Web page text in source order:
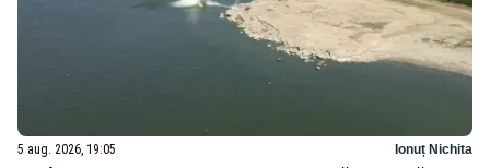
5 aug. 2026, 19:05 Ionuț Nichita